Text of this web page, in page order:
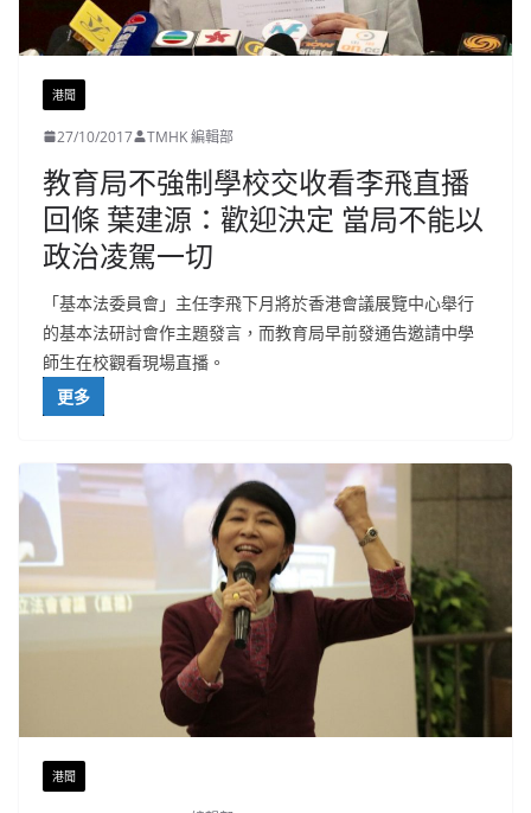
港聞
27/10/2017 TMHK 編輯部
教育局不強制學校交收看李飛直播
回條 葉建源：歡迎決定 當局不能以
政治凌駕一切
「基本法委員會」主任李飛下月將於香港會議展覽中心舉行
的基本法研討會作主題發言，而教育局早前發通告邀請中學
師生在校觀看現場直播。
更多
港聞